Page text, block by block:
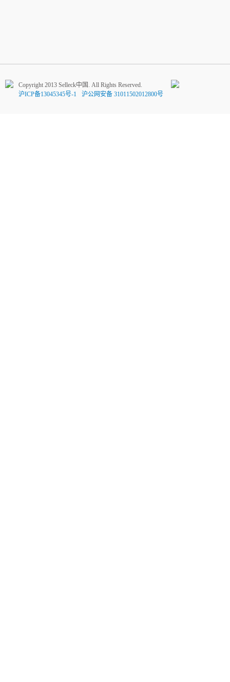
Copyright 2013 Selleck中国. All Rights Reserved.
沪ICP备13045345号-1
沪公网安备 31011502012800号